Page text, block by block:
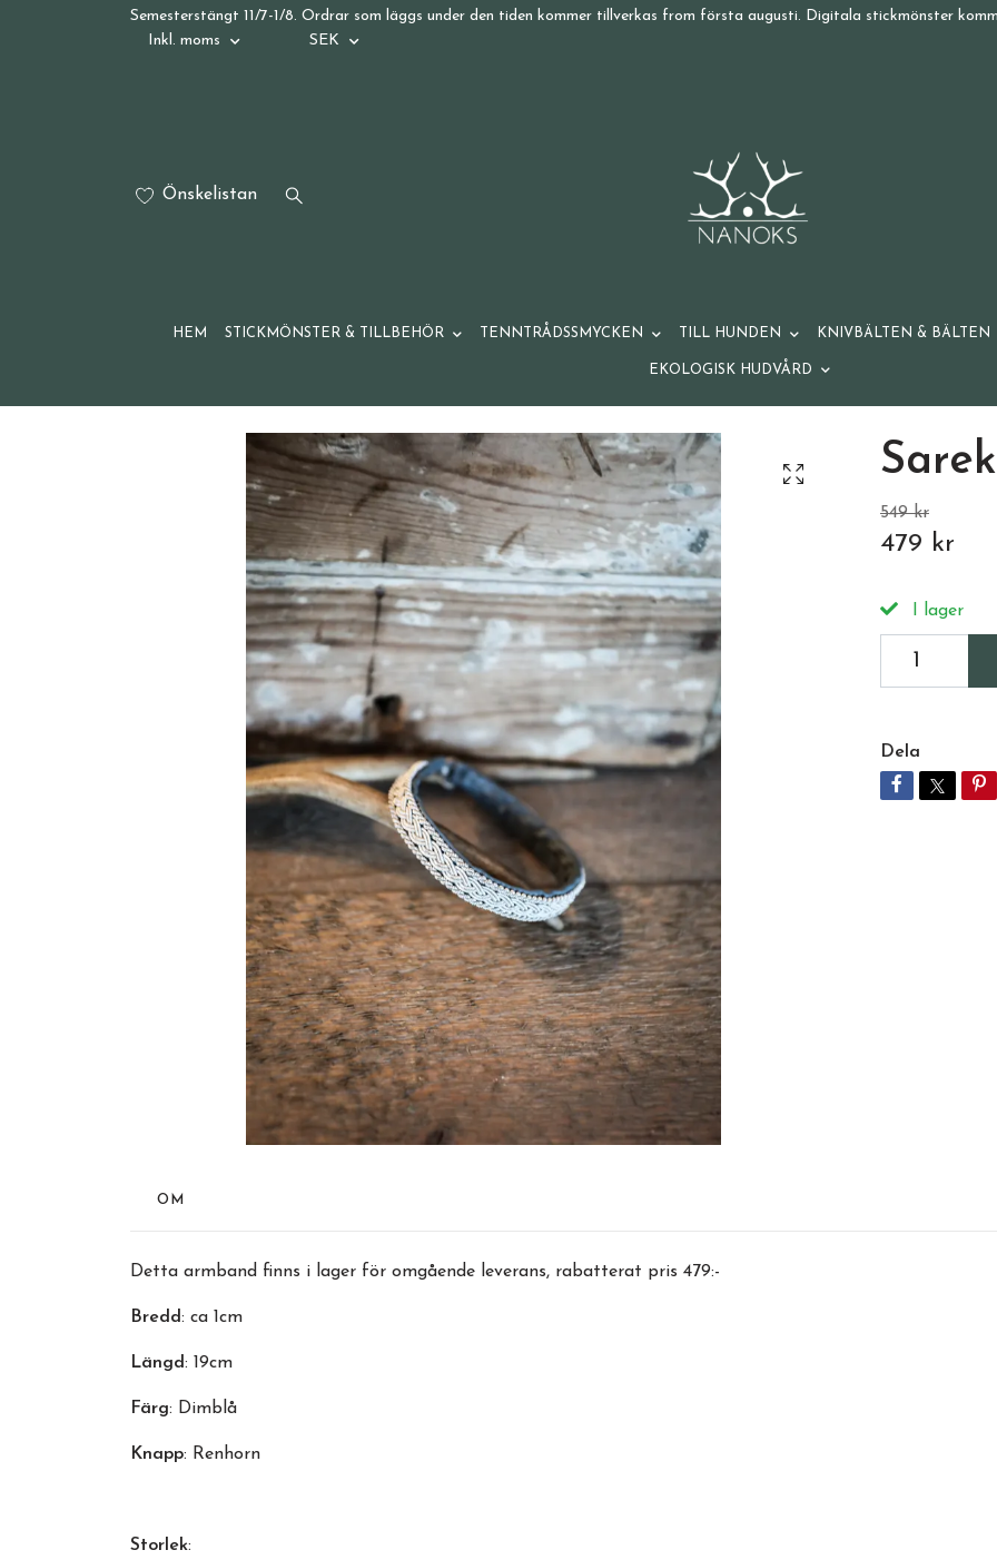
Semesterstängt 11/7-1/8. Ordrar som läggs under den tiden kommer tillverkas from första augusti. Digitala stickmönster
Inkl. moms
SEK
Önskelistan
HEM STICKMÖNSTER & TILLBEHÖR TENNTRÅDSSMYCKEN TILL HUNDEN KNIVBÄLTEN & BÄLTEN
EKOLOGISK HUDVÅRD
549 kr
479 kr
I lager
Dela
OM
Detta armband finns i lager för omgående leverans, rabatterat pris 479:-
Bredd: ca 1cm
Längd: 19cm
Färg: Dimblå
Knapp: Renhorn
Storlek: